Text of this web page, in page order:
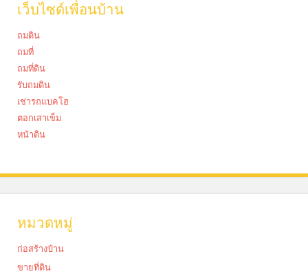
เว็บไซด์เพื่อนบ้าน
ถมดิน
ถมที่
ถมที่ดิน
รับถมดิน
เช่ารถแบคโฮ
ตอกเสาเข็ม
หน้าดิน
หมวดหมู่
ก่อสร้างบ้าน
ขายที่ดิน